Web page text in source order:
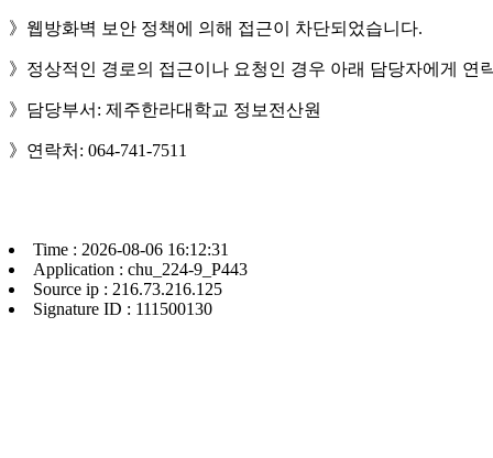
》웹방화벽 보안 정책에 의해 접근이 차단되었습니다.
》정상적인 경로의 접근이나 요청인 경우 아래 담당자에게 연
》담당부서: 제주한라대학교 정보전산원
》연락처: 064-741-7511
Time : 2026-08-06 16:12:31
Application : chu_224-9_P443
Source ip : 216.73.216.125
Signature ID : 111500130